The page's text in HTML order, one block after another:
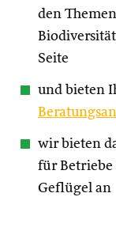
den
Seite
und bieten
wir bieten
für Betriebe
Geflügel an